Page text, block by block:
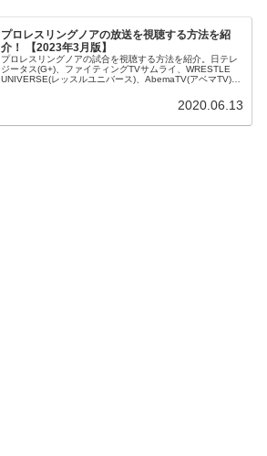
プロレスリングノアの放送を視聴する方法を紹
介！ 【2023年3月版】
プロレスリングノアの試合を視聴する方法を紹介。日テレ
ジータス(G+)、ファイティングTVサムライ、WRESTLE
UNIVERSE(レッスルユニバース)、AbemaTV(アベマTV)、
2020.06.13